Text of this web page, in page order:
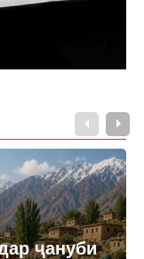
ҷануби